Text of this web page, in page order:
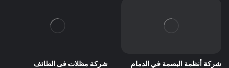
شركة أنظمة البصمة في الدمام شركة مظلات فى الطائف